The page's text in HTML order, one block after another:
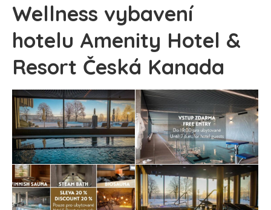
Wellness vybavení
hotelu Amenity Hotel &
Resort Česká Kanada